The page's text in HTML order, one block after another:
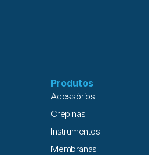
Produtos
Acessórios
Crepinas
Instrumentos
Membranas